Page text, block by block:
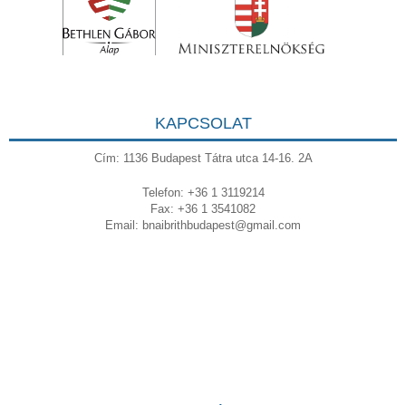
KAPCSOLAT
Cím: 1136 Budapest Tátra utca 14-16. 2A
Telefon: +36 1 3119214
Fax: +36 1 3541082
Email: bnaibrithbudapest@gmail.com